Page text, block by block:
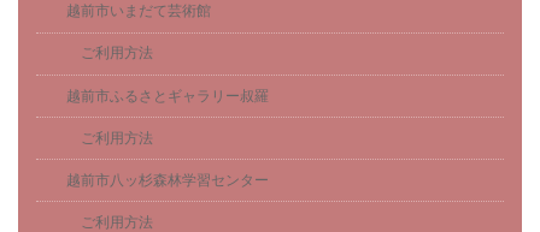
越前市いまだて芸術館
ご利用方法
越前市ふるさとギャラリー叔羅
ご利用方法
越前市八ッ杉森林学習センター
ご利用方法